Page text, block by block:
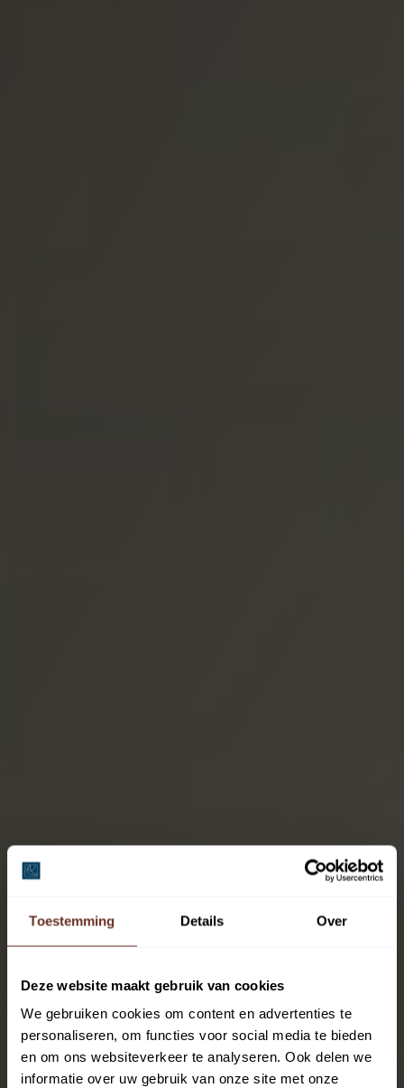
Toestemming Details Over
Deze website maakt gebruik van cookies
We gebruiken cookies om content en advertenties te
personaliseren, om functies voor social media te bieden
en om ons websiteverkeer te analyseren. Ook delen we
informatie over uw gebruik van onze site met onze